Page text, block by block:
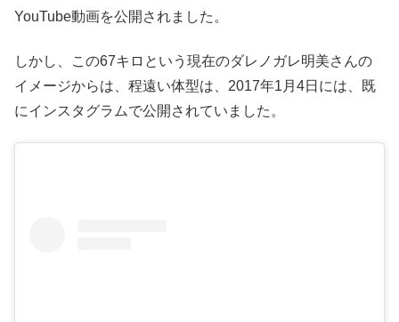
YouTube動画を公開されました。
しかし、この67キロという現在のダレノガレ明美さんの
イメージからは、程遠い体型は、2017年1月4日には、既
にインスタグラムで公開されていました。